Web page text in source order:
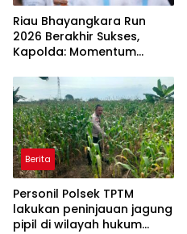
Riau Bhayangkara Run
2026 Berakhir Sukses,
Kapolda: Momentum
Perkuat Sport Tourism Riau
Berita
Personil Polsek TPTM
lakukan peninjauan jagung
pipil di wilayah hukum